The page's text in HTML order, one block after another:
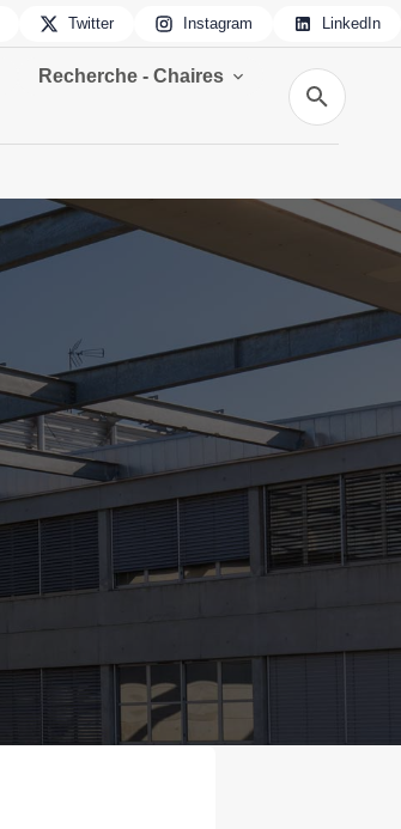
Twitter Instagram LinkedIn
Recherche - Chaires
Recherche